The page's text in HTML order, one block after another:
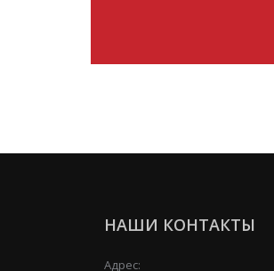
НАШИ КОНТАКТЫ
Адрес: